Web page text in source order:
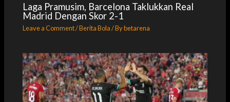
Laga Pramusim, Barcelona Taklukkan Real
Madrid Dengan Skor 2-1
Leave a Comment/Berita Bola/ Bybetarena